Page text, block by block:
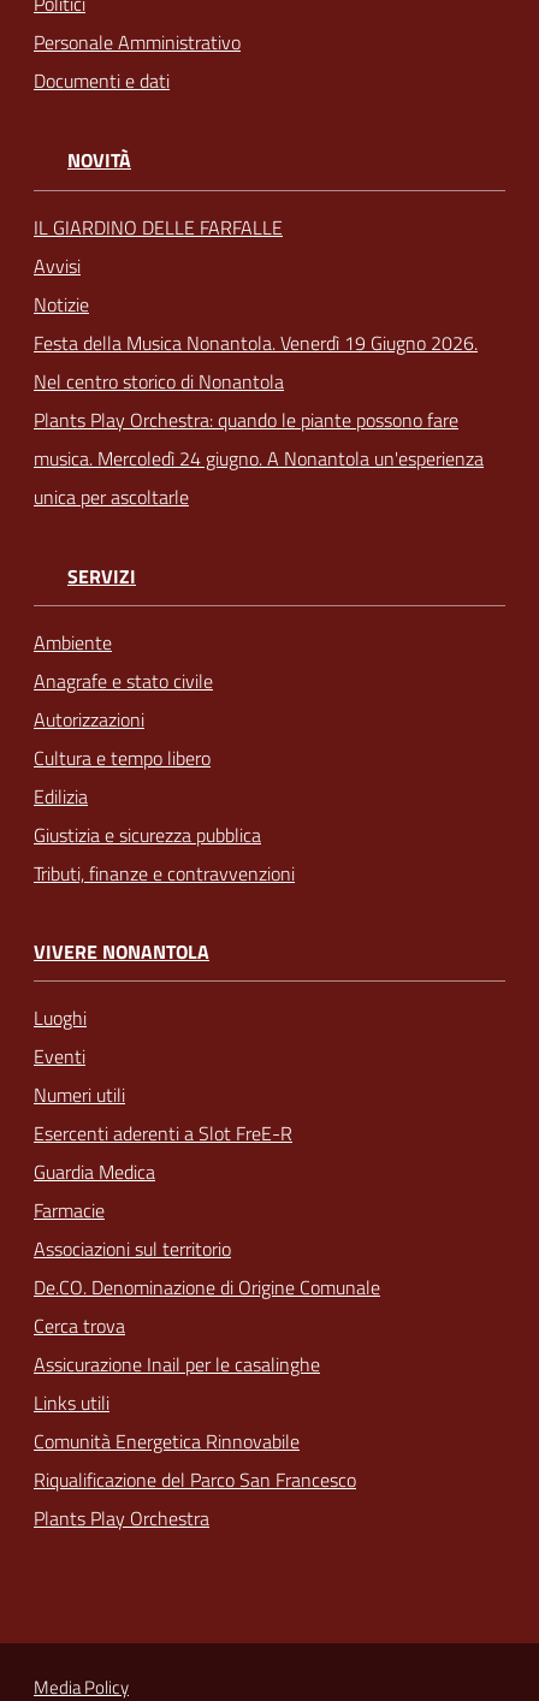
Personale Amministrativo
Documenti e dati
NOVITÀ
IL GIARDINO DELLE FARFALLE
Avvisi
Notizie
Festa della Musica Nonantola. Venerdì 19 Giugno 2026.
Nel centro storico di Nonantola
Plants Play Orchestra: quando le piante possono fare
musica. Mercoledì 24 giugno. A Nonantola un'esperienza
unica per ascoltarle
SERVIZI
Ambiente
Anagrafe e stato civile
Autorizzazioni
Cultura e tempo libero
Edilizia
Giustizia e sicurezza pubblica
Tributi, finanze e contravvenzioni
VIVERE NONANTOLA
Luoghi
Eventi
Numeri utili
Esercenti aderenti a Slot FreE-R
Guardia Medica
Farmacie
Associazioni sul territorio
De.CO. Denominazione di Origine Comunale
Cerca trova
Assicurazione Inail per le casalinghe
Links utili
Comunità Energetica Rinnovabile
Riqualificazione del Parco San Francesco
Plants Play Orchestra
Media Policy